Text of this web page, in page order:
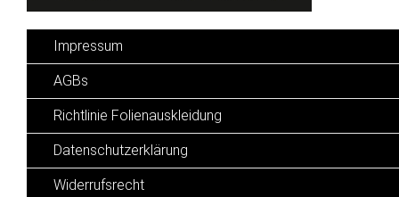
Impressum
AGBs
Richtlinie Folienauskleidung
Datenschutzerklärung
Widerrufsrecht